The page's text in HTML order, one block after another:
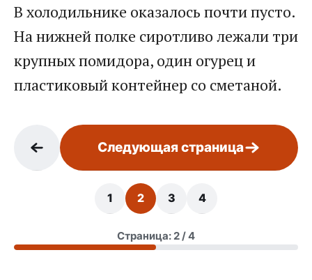
В холодильнике оказалось почти пусто.
На нижней полке сиротливо лежали три
крупных помидора, один огурец и
пластиковый контейнер со сметаной.
Следующая страница
1 2 3 4
Страница: 2 / 4